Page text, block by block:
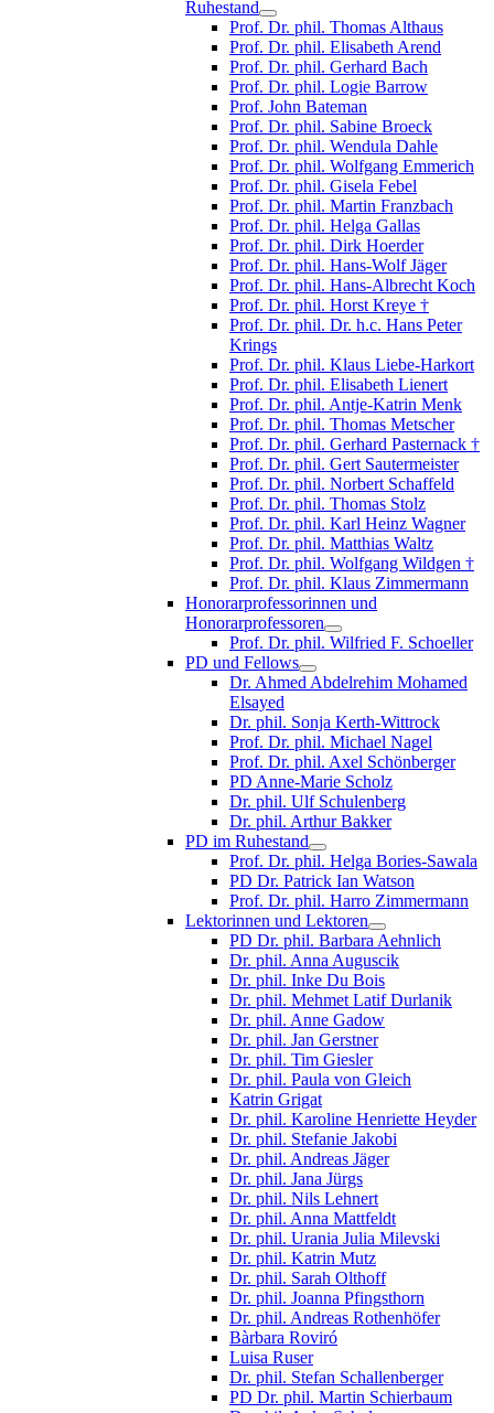
Ruhestand
Prof. Dr. phil. Thomas Althaus
Prof. Dr. phil. Elisabeth Arend
Prof. Dr. phil. Gerhard Bach
Prof. Dr. phil. Logie Barrow
Prof. John Bateman
Prof. Dr. phil. Sabine Broeck
Prof. Dr. phil. Wendula Dahle
Prof. Dr. phil. Wolfgang Emmerich
Prof. Dr. phil. Gisela Febel
Prof. Dr. phil. Martin Franzbach
Prof. Dr. phil. Helga Gallas
Prof. Dr. phil. Dirk Hoerder
Prof. Dr. phil. Hans-Wolf Jäger
Prof. Dr. phil. Hans-Albrecht Koch
Prof. Dr. phil. Horst Kreye †
Prof. Dr. phil. Dr. h.c. Hans Peter
Krings
Prof. Dr. phil. Klaus Liebe-Harkort
Prof. Dr. phil. Elisabeth Lienert
Prof. Dr. phil. Antje-Katrin Menk
Prof. Dr. phil. Thomas Metscher
Prof. Dr. phil. Gerhard Pasternack †
Prof. Dr. phil. Gert Sautermeister
Prof. Dr. phil. Norbert Schaffeld
Prof. Dr. phil. Thomas Stolz
Prof. Dr. phil. Karl Heinz Wagner
Prof. Dr. phil. Matthias Waltz
Prof. Dr. phil. Wolfgang Wildgen †
Prof. Dr. phil. Klaus Zimmermann
Honorarprofessorinnen und
Honorarprofessoren
Prof. Dr. phil. Wilfried F. Schoeller
PD und Fellows
Dr. Ahmed Abdelrehim Mohamed
Elsayed
Dr. phil. Sonja Kerth-Wittrock
Prof. Dr. phil. Michael Nagel
Prof. Dr. phil. Axel Schönberger
PD Anne-Marie Scholz
Dr. phil. Ulf Schulenberg
Dr. phil. Arthur Bakker
PD im Ruhestand
Prof. Dr. phil. Helga Bories-Sawala
PD Dr. Patrick Ian Watson
Prof. Dr. phil. Harro Zimmermann
Lektorinnen und Lektoren
PD Dr. phil. Barbara Aehnlich
Dr. phil. Anna Auguscik
Dr. phil. Inke Du Bois
Dr. phil. Mehmet Latif Durlanik
Dr. phil. Anne Gadow
Dr. phil. Jan Gerstner
Dr. phil. Tim Giesler
Dr. phil. Paula von Gleich
Katrin Grigat
Dr. phil. Karoline Henriette Heyder
Dr. phil. Stefanie Jakobi
Dr. phil. Andreas Jäger
Dr. phil. Jana Jürgs
Dr. phil. Nils Lehnert
Dr. phil. Anna Mattfeldt
Dr. phil. Urania Julia Milevski
Dr. phil. Katrin Mutz
Dr. phil. Sarah Olthoff
Dr. phil. Joanna Pfingsthorn
Dr. phil. Andreas Rothenhöfer
Bàrbara Roviró
Luisa Ruser
Dr. phil. Stefan Schallenberger
PD Dr. phil. Martin Schierbaum